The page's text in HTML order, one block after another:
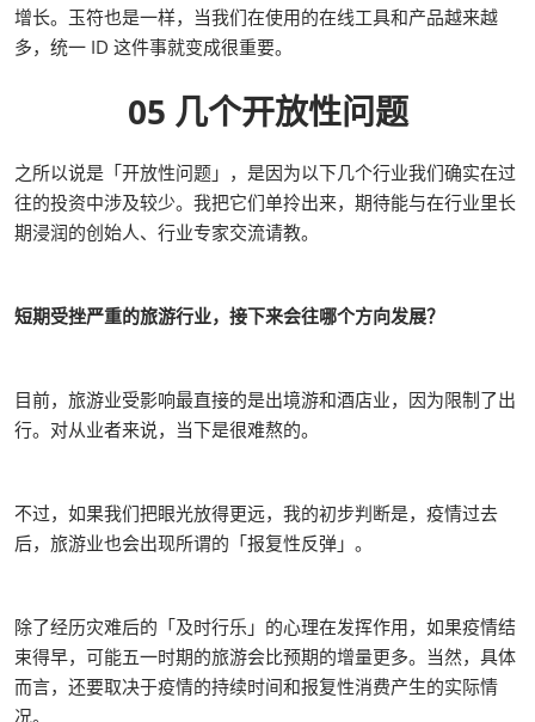
增长。玉符也是一样，当我们在使用的在线工具和产品越来越
多，统一 ID 这件事就变成很重要。
05 几个开放性问题
之所以说是「开放性问题」，是因为以下几个行业我们确实在过
往的投资中涉及较少。我把它们单拎出来，期待能与在行业里长
期浸润的创始人、行业专家交流请教。
短期受挫严重的旅游行业，接下来会往哪个方向发展？
目前，旅游业受影响最直接的是出境游和酒店业，因为限制了出
行。对从业者来说，当下是很难熬的。
不过，如果我们把眼光放得更远，我的初步判断是，疫情过去
后，旅游业也会出现所谓的「报复性反弹」。
除了经历灾难后的「及时行乐」的心理在发挥作用，如果疫情结
束得早，可能五一时期的旅游会比预期的增量更多。当然，具体
而言，还要取决于疫情的持续时间和报复性消费产生的实际情
况。